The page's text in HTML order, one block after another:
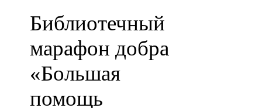
Библиотечный
марафон добра
«Большая
помощь